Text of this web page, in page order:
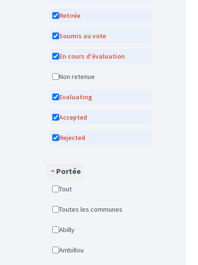
Retirée
Soumis au vote
En cours d'évaluation
Non retenue
Evaluating
Accepted
Rejected
Portée
Tout
Toutes les communes
Abilly
Ambillou